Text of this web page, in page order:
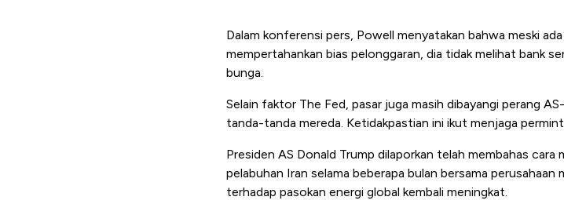
Dalam konferensi pers, Powell menyatakan bahwa meski
mempertahankan bias pelonggaran, dia tidak melihat bank
bunga.
Selain faktor The Fed, pasar juga masih dibayangi perang
tanda-tanda mereda. Ketidakpastian ini ikut menjaga
Presiden AS Donald Trump dilaporkan telah membahas cara
pelabuhan Iran selama beberapa bulan bersama
terhadap pasokan energi global kembali meningkat.